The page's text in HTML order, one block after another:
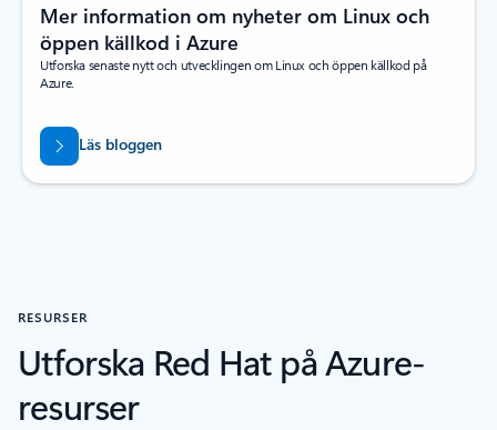
Mer information om nyheter om Linux och
öppen källkod i Azure
Utforska senaste nytt och utvecklingen om Linux och öppen källkod på
Azure.
Läs bloggen
RESURSER
Utforska Red Hat på Azure-
resurser